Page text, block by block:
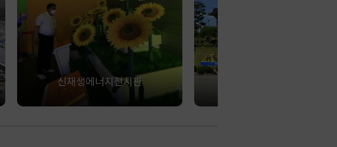
신재생에너지전시관